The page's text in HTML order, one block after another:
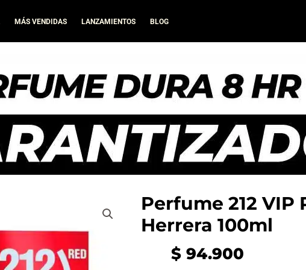
MÁS VENDIDAS LANZAMIENTOS BLOG
Perfume 212 VIP
Herrera 100ml
$ 94.900